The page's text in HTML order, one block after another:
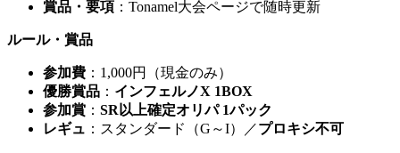
賞品・要項 ：Tonamel大会ページで随時更新
ルール・賞品
参加費 ：1,000円（現金のみ）
優勝賞品 ： インフェルノX 1BOX
参加賞 ： SR以上確定オリパ 1パック
レギュ ：スタンダード（G～I）／プロキシ不可